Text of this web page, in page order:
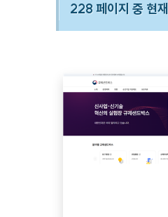
228 페이지 중 현